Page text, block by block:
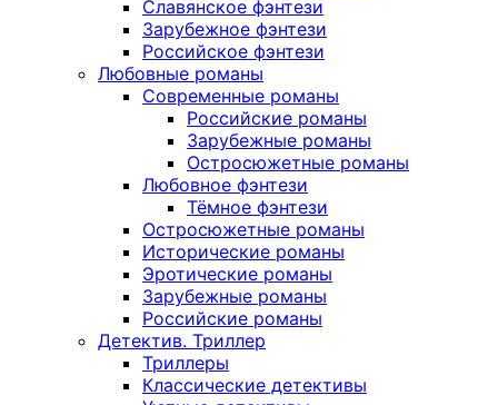
Славянское фэнтези
Зарубежное фэнтези
Российское фэнтези
Любовные романы
Современные романы
Российские романы
Зарубежные романы
Остросюжетные романы
Любовное фэнтези
Тёмное фэнтези
Остросюжетные романы
Исторические романы
Эротические романы
Зарубежные романы
Российские романы
Детектив. Триллер
Триллеры
Классические детективы